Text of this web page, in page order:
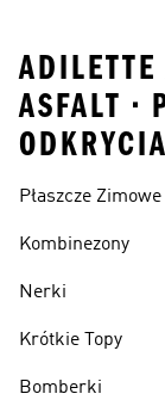
ADILETTE
ASFALT •
ODKRYCIA
Płaszcze Zimowe
Kombinezony
Nerki
Krótkie Topy
Bomberki